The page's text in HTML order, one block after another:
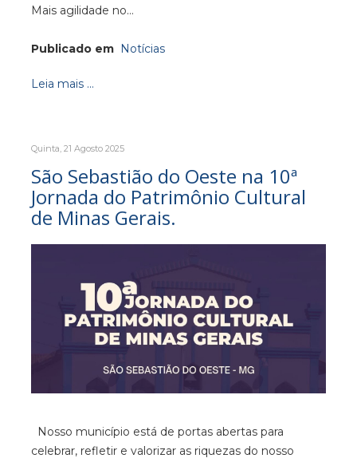
Mais agilidade no…
Publicado em Notícias
Leia mais ...
Quinta, 21 Agosto 2025
São Sebastião do Oeste na 10ª
Jornada do Patrimônio Cultural
de Minas Gerais.
Nosso município está de portas abertas para
celebrar, refletir e valorizar as riquezas do nosso